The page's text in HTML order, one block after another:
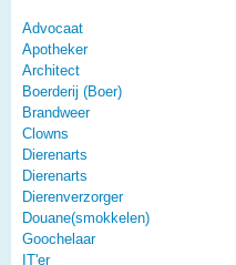
Advocaat
Apotheker
Architect
Boerderij (Boer)
Brandweer
Clowns
Dierenarts
Dierenarts
Dierenverzorger
Douane(smokkelen)
Goochelaar
IT'er